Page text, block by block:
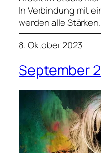
In Verbindung mit
werden alle
8. Oktober 2023
September